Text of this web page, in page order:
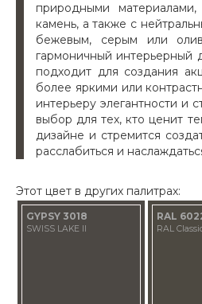
природными
камень, а также с
бежевым, серым или
гармоничный интерьерный
подходит для создания
более яркими или
интерьеру элегантности и
выбор для тех, кто ценит
дизайне и стремится
расслабиться и
Этот цвет в других палитрах:
GYPSY 3018
SWISS LAKE II
RAL
RAL